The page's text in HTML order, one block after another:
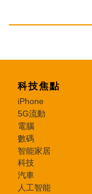
科技焦點
iPhone
5G流動
電腦
數碼
智能家居
科技
汽車
人工智能